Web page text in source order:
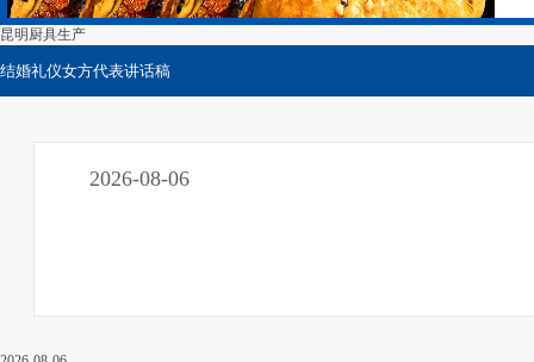
来宾在婚礼上的祝福
2026-08-06
昆明厨具生产
结婚礼仪女方代表讲话稿